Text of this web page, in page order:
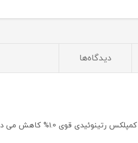
دیدگاه‌ها
قوی 1.0% کاهش می دهد.